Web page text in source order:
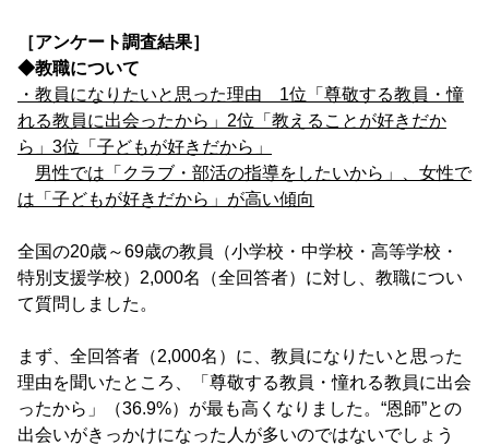
［アンケート調査結果］
◆教職について
・教員になりたいと思った理由 1位「尊敬する教員・憧
れる教員に出会ったから」2位「教えることが好きだか
ら」3位「子どもが好きだから」
男性では「クラブ・部活の指導をしたいから」、女性で
は「子どもが好きだから」が高い傾向
全国の20歳～69歳の教員（小学校・中学校・高等学校・
特別支援学校）2,000名（全回答者）に対し、教職につい
て質問しました。
まず、全回答者（2,000名）に、教員になりたいと思った
理由を聞いたところ、「尊敬する教員・憧れる教員に出会
ったから」（36.9%）が最も高くなりました。“恩師”との
出会いがきっかけになった人が多いのではないでしょう